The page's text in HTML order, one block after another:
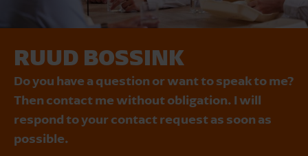
RUUD BOSSINK
Do you have a question or want to speak to me?
Then contact me without obligation. I will
respond to your contact request as soon as
possible.